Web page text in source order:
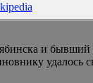
и бывший
удалось